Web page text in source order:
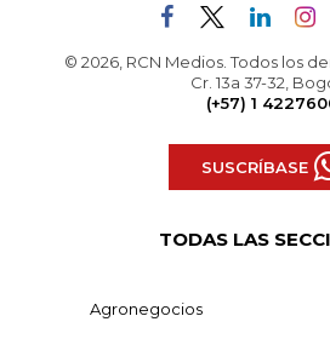
© 2026, RCN Medios. Todos los
Cr. 13a 37-32,
(+57) 1
SUSCRÍBASE
TODAS LAS
Agronegocios